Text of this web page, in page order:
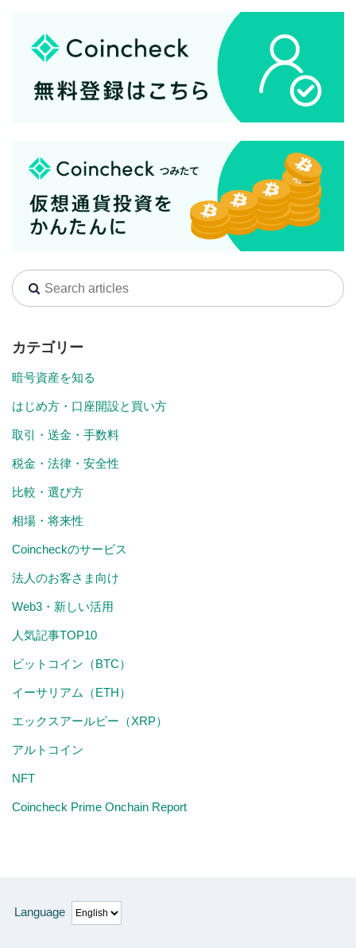
カテゴリー
暗号資産を知る
はじめ方・口座開設と買い方
取引・送金・手数料
税金・法律・安全性
比較・選び方
相場・将来性
Coincheckのサービス
法人のお客さま向け
Web3・新しい活用
人気記事TOP10
ビットコイン（BTC）
イーサリアム（ETH）
エックスアールピー（XRP）
アルトコイン
NFT
Coincheck Prime Onchain Report
Language